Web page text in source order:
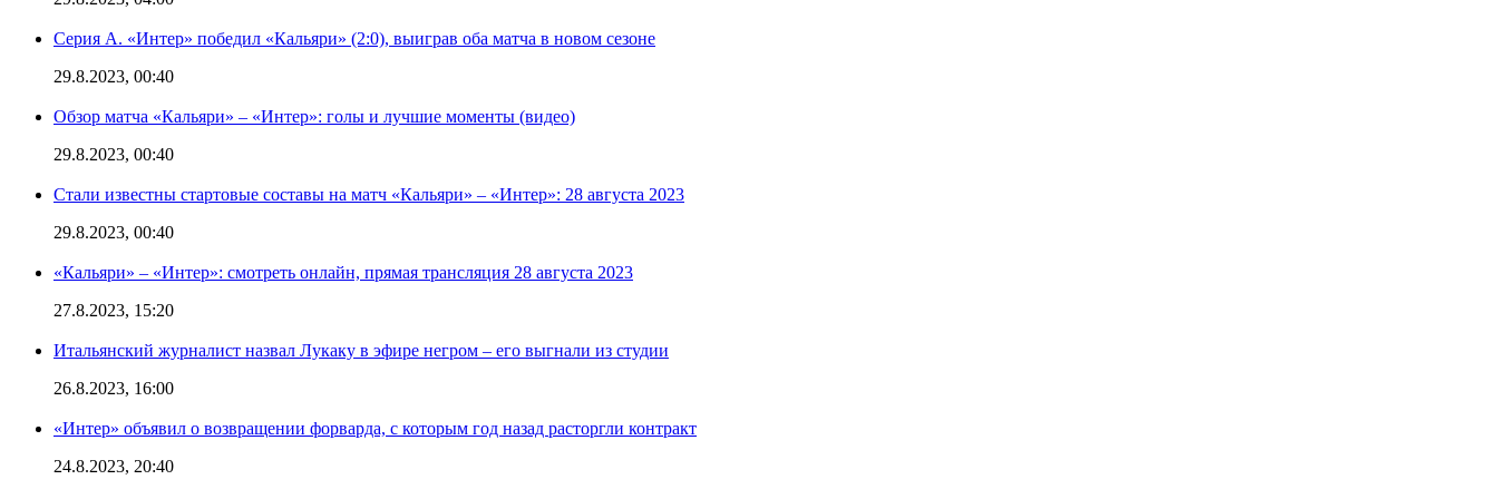
Серия А. «Интер» победил «Кальяри» (2:0), выиграв оба матча в новом сезоне
29.8.2023, 00:40
Обзор матча «Кальяри» – «Интер»: голы и лучшие моменты (видео)
29.8.2023, 00:40
Стали известны стартовые составы на матч «Кальяри» – «Интер»: 28 августа 2023
29.8.2023, 00:40
«Кальяри» – «Интер»: смотреть онлайн, прямая трансляция 28 августа 2023
27.8.2023, 15:20
Итальянский журналист назвал Лукаку в эфире негром – его выгнали из студии
26.8.2023, 16:00
«Интер» объявил о возвращении форварда, с которым год назад расторгли контракт
24.8.2023, 20:40